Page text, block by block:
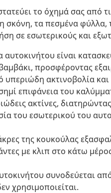
το όχημά σας από
σκόνη, τα πεσμένα
σε εσωτερικούς και
είναι
προσφέροντας
ακτινοβολία και
επιφάνεια του
ακτίνες,
του εσωτερικού του
της κουκούλας
με κλιπ στο κάτω
συνοδεύεται
χρησιμοποιείται.